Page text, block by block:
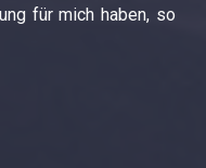
für mich haben, so